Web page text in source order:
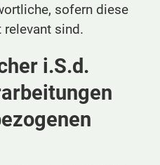
sofern diese
sind.
i.S.d.